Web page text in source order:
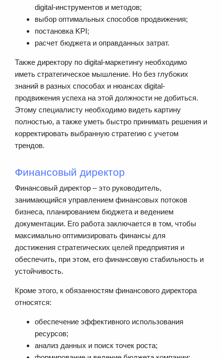
digital-инструментов и методов;
выбор оптимальных способов продвижения;
постановка KPI;
расчет бюджета и оправданных затрат.
Также директору по digital-маркетингу необходимо
иметь стратегическое мышление. Но без глубоких
знаний в разных способах и нюансах digital-
продвижения успеха на этой должности не добиться.
Этому специалисту необходимо видеть картину
полностью, а также уметь быстро принимать решения и
корректировать выбранную стратегию с учетом
трендов.
Финансовый директор
Финансовый директор – это руководитель,
занимающийся управлением финансовых потоков
бизнеса, планированием бюджета и ведением
документации. Его работа заключается в том, чтобы
максимально оптимизировать финансы для
достижения стратегических целей предприятия и
обеспечить, при этом, его финансовую стабильность и
устойчивость.
Кроме этого, к обязанностям финансового директора
относятся:
обеспечение эффективного использования
ресурсов;
анализ данных и поиск точек роста;